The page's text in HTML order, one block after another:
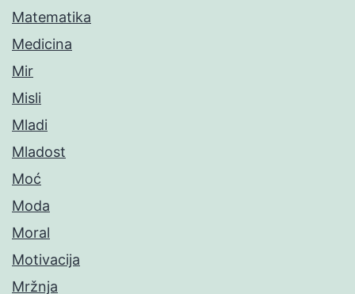
Matematika
Medicina
Mir
Misli
Mladi
Mladost
Moć
Moda
Moral
Motivacija
Mržnja